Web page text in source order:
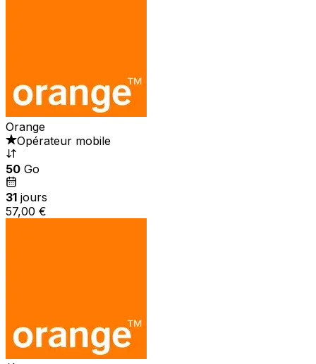
Orange
Opérateur mobile
50 Go
31 jours
57,00 €